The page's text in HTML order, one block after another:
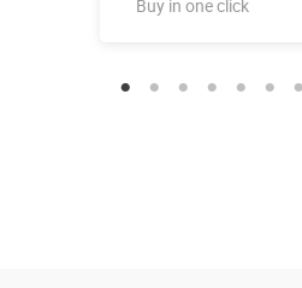
Buy in one click